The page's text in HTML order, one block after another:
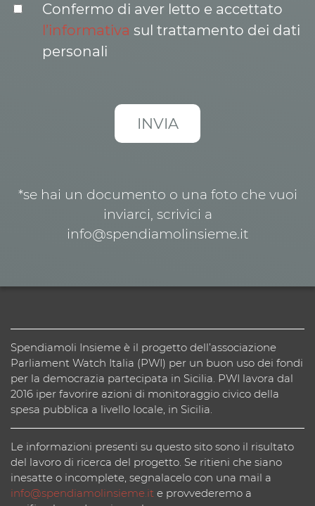
Confermo di aver letto e accettato
l’informativa sul trattamento dei dati
personali
*se hai un documento o una foto che vuoi
inviarci, scrivici a
info@spendiamolinsieme.it
Spendiamoli Insieme è il progetto dell’associazione
Parliament Watch Italia (PWI) per un buon uso dei fondi
per la democrazia partecipata in Sicilia. PWI lavora dal
2016 iper favorire azioni di monitoraggio civico della
spesa pubblica a livello locale, in Sicilia.
Le informazioni presenti su questo sito sono il risultato
del lavoro di ricerca del progetto. Se ritieni che siano
inesatte o incomplete, segnalacelo con una mail a
info@spendiamolinsieme.it e provvederemo a